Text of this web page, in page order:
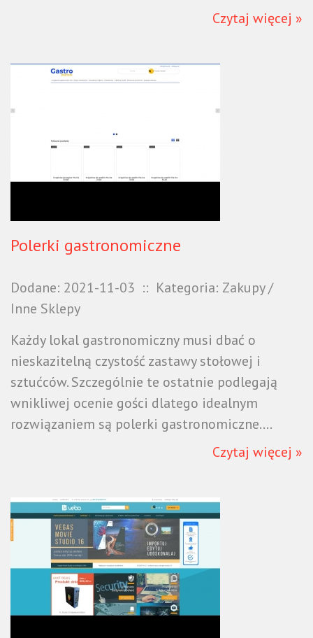
Czytaj więcej »
Polerki gastronomiczne
Dodane: 2021-11-03 :: Kategoria: Zakupy /
Inne Sklepy
Każdy lokal gastronomiczny musi dbać o
nieskazitelną czystość zastawy stołowej i
sztućców. Szczególnie te ostatnie podlegają
wnikliwej ocenie gości dlatego idealnym
rozwiązaniem są polerki gastronomiczne....
Czytaj więcej »